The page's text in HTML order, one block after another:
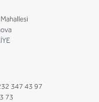
347 43 97
73